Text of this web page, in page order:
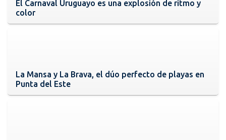
El Carnaval Uruguayo es una explosión de ritmo y
color
La Mansa y La Brava, el dúo perfecto de playas en
Punta del Este